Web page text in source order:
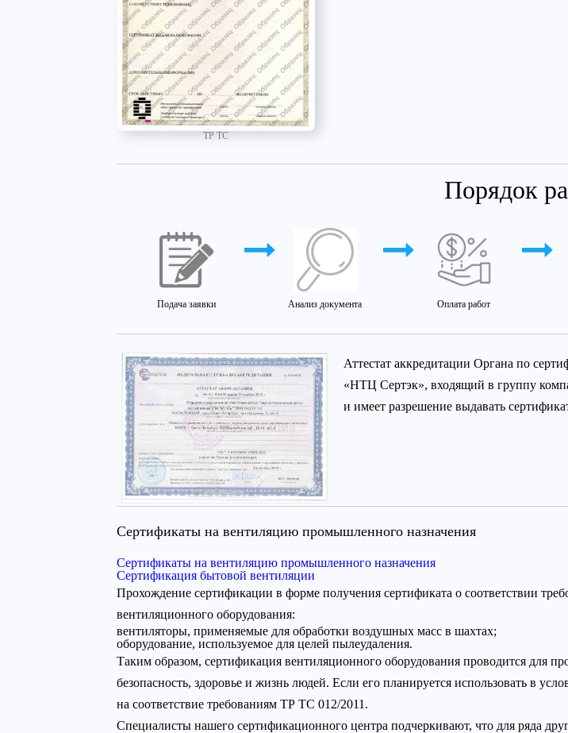
ТР ТС
Порядок
Подача заявки Анализ документа Оплата работ
Аттестат аккредитации Органа по
«НТЦ Сертэк», входящий в группу
и имеет разрешение выдавать
Сертификаты на вентиляцию промышленного назначения
Сертификаты на вентиляцию промышленного назначения
Сертификация бытовой вентиляции
Прохождение сертификации в форме получения сертификата о соответствии
вентиляционного оборудования:
вентиляторы, применяемые для обработки воздушных масс в шахтах;
оборудование, используемое для целей пылеудаления.
Таким образом, сертификация вентиляционного оборудования проводится для
безопасность, здоровье и жизнь людей. Если его планируется использовать в
на соответствие требованиям ТР ТС 012/2011.
Специалисты нашего сертификационного центра подчеркивают, что для ряда